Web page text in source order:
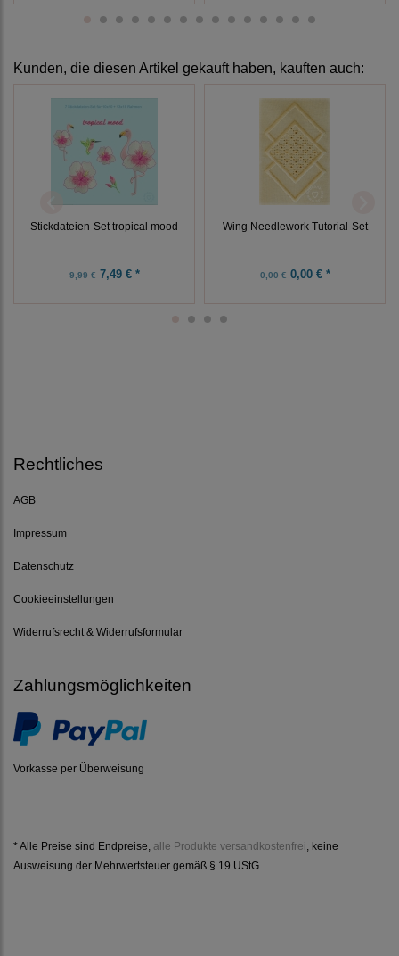
Kunden, die diesen Artikel gekauft haben, kauften auch:
Stickdateien-Set tropical mood
9,99 €7,49 € *
Wing Needlework Tutorial-Set
0,00 €0,00 € *
Rechtliches
AGB
Impressum
Datenschutz
Cookieeinstellungen
Widerrufsrecht & Widerrufsformular
Zahlungsmöglichkeiten
Vorkasse per Überweisung
* Alle Preise sind Endpreise, alle Produkte versandkostenfrei , keine
Ausweisung der Mehrwertsteuer gemäß § 19 UStG